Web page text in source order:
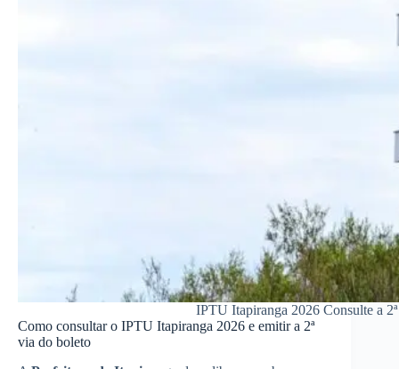
IPTU Itapiranga 2026 Consulte a
Como consultar o IPTU Itapiranga 2026 e emitir a 2ª
via do boleto